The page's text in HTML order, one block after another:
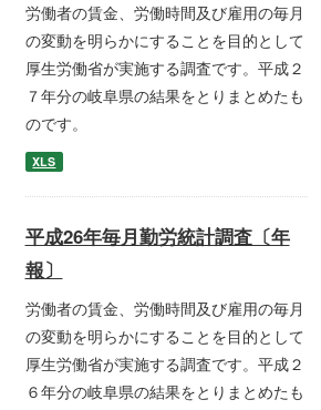
労働者の賃金、労働時間及び雇用の毎月
の変動を明らかにすることを目的として
厚生労働省が実施する調査です。平成２
７年分の岐阜県の結果をとりまとめたも
のです。
XLS
平成26年毎月勤労統計調査〔年
報〕
労働者の賃金、労働時間及び雇用の毎月
の変動を明らかにすることを目的として
厚生労働省が実施する調査です。平成２
６年分の岐阜県の結果をとりまとめたも